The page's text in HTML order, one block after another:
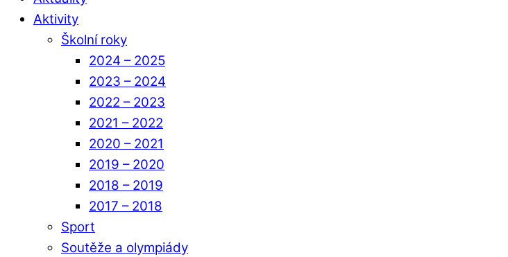
Aktivity
Školní roky
2024 – 2025
2023 – 2024
2022 – 2023
2021 – 2022
2020 – 2021
2019 – 2020
2018 – 2019
2017 – 2018
Sport
Soutěže a olympiády